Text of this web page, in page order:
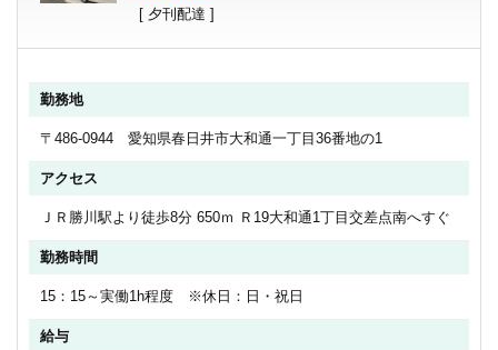
[ 夕刊配達 ]
勤務地
〒486-0944 愛知県春日井市大和通一丁目36番地の1
アクセス
ＪＲ勝川駅より徒歩8分 650ｍ Ｒ19大和通1丁目交差点南へすぐ
勤務時間
15：15～実働1h程度 ※休日：日・祝日
給与